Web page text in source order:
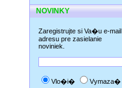
NOVINKY
Zaregistrujte si Va�u e-mail
adresu pre zasielanie
noviniek.
Vlo�i� Vymaza�